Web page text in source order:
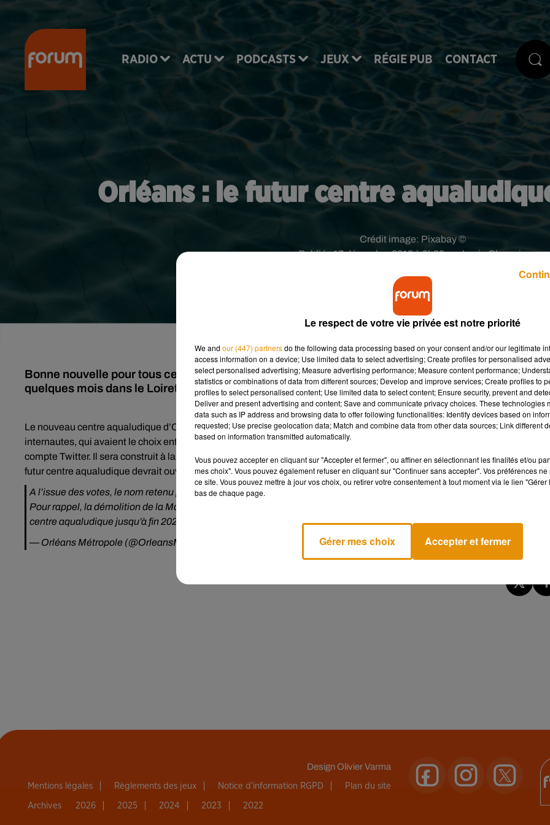
RADIO ACTU PODCASTS JEUX RÉGIE PUB CONTACT
Orléans : le futur centre
Publié : 17 décembre 2018 à 9h29 par Lucie Claussin
Crédit image: Pixabay ©
Bonne nouvelle pour tous ceux qui aiment se baigner ou se détendre. Un nouveau lieu ouvrira d'ici
quelques mois dans le Loiret, pour le plus grand bonheur des Orléanais.
Le nouveau centre aqualudique d’Orléans s’appellera tout simplement : l’O. Le nom a été attribué à l’issu des votes des
internautes, qui avaient le choix entre Vaiss’O, SpOt ou l’O. C’est la métropole d’Orléans qui a révélé la nouvelle hier sur
compte Twitter. Il sera construit à la place de l’ancienne maison d’arrêt, qui sera démolie en début d’année prochaine. Le
futur centre aqualudique devrait ouvrir en fin d’année 2020.
A l’issue des votes, le nom retenu pour le futur centre aqualudique est : l’O !
Pour rappel, la démolition de la Maison d’arrêt débutera début 2019 jusqu’à l’été, puis s’ensuivra la construction du futur
centre aqualudique jusqu’à fin 2020.
pic.twitter.com/HcQIrkPULN
— Orléans Métropole (@OrleansMetropol)
DesignOlivier Varma
Mentions légales Règlements des jeux Notice d’information RGPD Plan du site
Archives 2026 2025 2024 2023 2022
Le respect de votre vie privée est notre priorité
We and our (447) partnersdo the following data processing based on your consent and/or our legitimate
access information on a device; Use limited data to select advertising; Create profiles for personalised
select personalised advertising; Measure advertising performance; Measure content performance;
statistics or combinations of data from different sources; Develop and improve services; Create profiles to
profiles to select personalised content; Use limited data to select content; Ensure security, prevent and
Deliver and present advertising and content; Save and communicate privacy choices. These technologies
data such as IP address and browsing data to offer following functionalities: Identify devices based on
requested; Use precise geolocation data; Match and combine data from other data sources; Link different
based on information transmitted automatically.
Vous pouvez accepter en cliquant sur "Accepter et fermer", ou affiner en sélectionnant les finalités et/ou
mes choix". Vous pouvez également refuser en cliquant sur "Continuer sans accepter". Vos préférences
ce site. Vous pouvez mettre à jour vos choix, ou retirer votre consentement à tout moment via le lien
bas de chaque page.
Gérer mes choix Accepter et fermer